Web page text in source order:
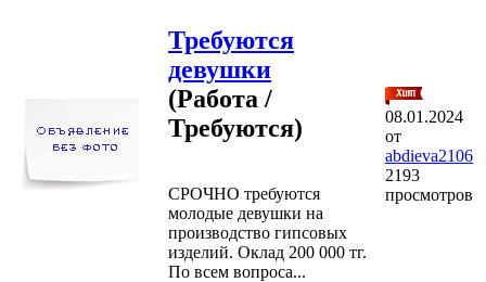
Требуются
девушки
(Работа /
Требуются)
СРОЧНО требуются
молодые девушки на
производство гипсовых
изделий. Оклад 200 000 тг.
По всем вопроса...
08.01.2024
от
abdieva2106
2193
просмотров